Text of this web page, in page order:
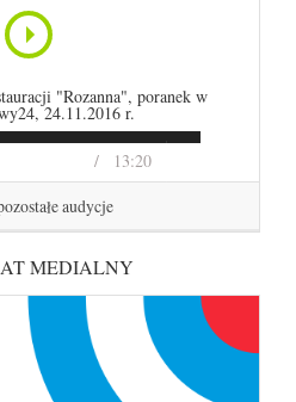
13:20
"Rozanna", poranek w
24.11.2016 r.
audycje
MEDIALNY